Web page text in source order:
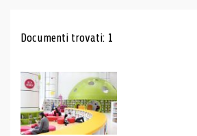
Risultati di ricerca
Documenti trovati: 1